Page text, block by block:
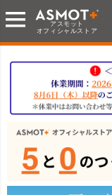
アスモット
オフィシャルストア